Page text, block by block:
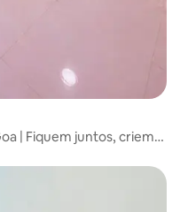
| Fiquem juntos, criem